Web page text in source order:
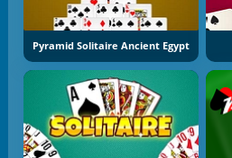
Pyramid Solitaire Ancient Egypt